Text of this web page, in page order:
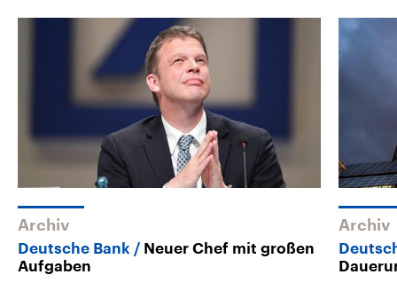
Archiv
Deutsche Bank
Neuer Chef mit großen
Aufgaben
Archiv